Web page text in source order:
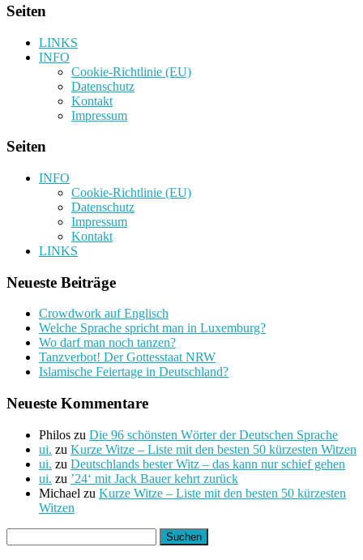
Seiten
LINKS
INFO
Cookie-Richtlinie (EU)
Datenschutz
Kontakt
Impressum
Seiten
INFO
Cookie-Richtlinie (EU)
Datenschutz
Impressum
Kontakt
LINKS
Neueste Beiträge
Crowdwork auf Englisch
Welche Sprache spricht man in Luxemburg?
Wo darf man noch tanzen?
Tanzverbot! Der Gottesstaat NRW
Islamische Feiertage in Deutschland?
Neueste Kommentare
Philos zu Die 96 schönsten Wörter der Deutschen Sprache
ui. zu Kurze Witze – Liste mit den besten 50 kürzesten Witzen
ui. zu Deutschlands bester Witz – das kann nur schief gehen
ui. zu ’24‘ mit Jack Bauer kehrt zurück
Michael zu Kurze Witze – Liste mit den besten 50 kürzesten
Witzen
nach: